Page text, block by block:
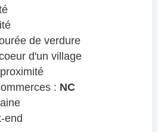
de verdure
d'un village
: NC
end